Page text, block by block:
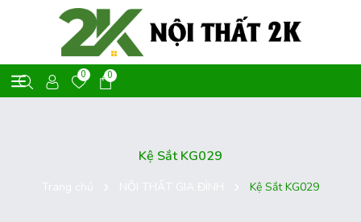
0 0
Kệ Sắt KG029
Kệ Sắt KG029